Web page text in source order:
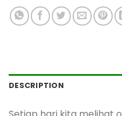
DESCRIPTION